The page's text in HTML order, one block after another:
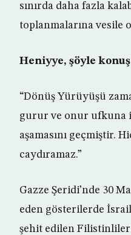
sınırda daha fazla
toplanmalarına vesile
Heniyye, şöyle
“Dönüş Yürüyüşü
gurur ve onur ufkuna
aşamasını geçmiştir.
caydıramaz.”
Gazze Şeridi’nde 30
eden gösterilerde
şehit edilen